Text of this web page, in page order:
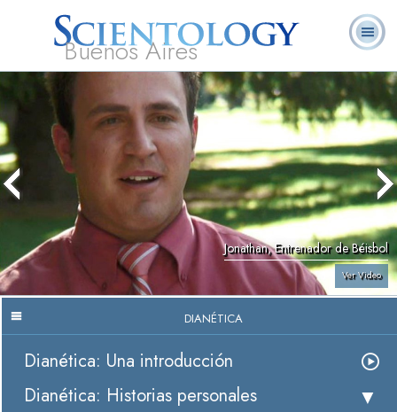
Buenos Aires
L. Ronald
Hubbard
Ministros
Voluntarios
Preguntas
Frecuentes
Libros
Jonathan, Entrenador de Béisbol
Ver Video
DIANÉTICA
Dianética: Una introducción
Dianética: Historias personales